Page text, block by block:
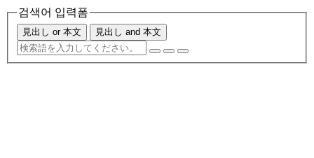
검색어 입력폼
見出し or 本文 見出し and 本文